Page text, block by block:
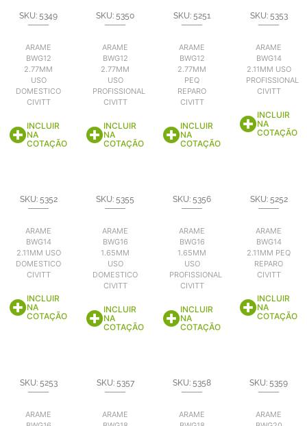
SKU: 5349
ARAME
BWG12
2.77MM
USO
DOMESTICO
CIVITT
INCLUIR
NA
COTAÇÃO
SKU: 5350
ARAME
BWG12
2.77MM
USO
PROFISSIONAL
CIVITT
INCLUIR
NA
COTAÇÃO
SKU: 5251
ARAME
BWG12
2.77MM
PEQ
REPARO
CIVITT
INCLUIR
NA
COTAÇÃO
SKU: 5353
ARAME
BWG14
2.11MM USO
PROFISSIONAL
CIVITT
INCLUIR
NA
COTAÇÃO
SKU: 5352
ARAME
BWG14
2.11MM USO
DOMESTICO
CIVITT
INCLUIR
NA
COTAÇÃO
SKU: 5355
ARAME
BWG16
1.65MM
USO
DOMESTICO
CIVITT
INCLUIR
NA
COTAÇÃO
SKU: 5356
ARAME
BWG16
1.65MM
USO
PROFISSIONAL
CIVITT
INCLUIR
NA
COTAÇÃO
SKU: 5252
ARAME
BWG14
2.11MM PEQ
REPARO
CIVITT
INCLUIR
NA
COTAÇÃO
SKU: 5253
ARAME
SKU: 5357
ARAME
SKU: 5358
ARAME
SKU: 5359
ARAME